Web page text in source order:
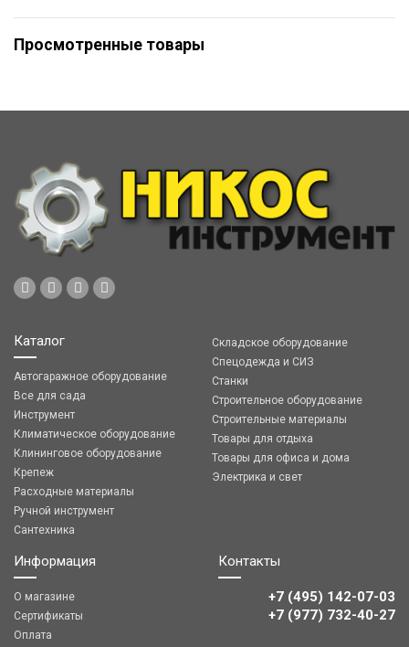
Просмотренные товары
Каталог
Автогаражное оборудование
Все для сада
Инструмент
Климатическое оборудование
Клининговое оборудование
Крепеж
Расходные материалы
Ручной инструмент
Сантехника
Складское оборудование
Спецодежда и СИЗ
Станки
Строительное оборудование
Строительные материалы
Товары для отдыха
Товары для офиса и дома
Электрика и свет
Информация
О магазине
Сертификаты
Оплата
Контакты
+7 (495) 142-07-03
‎‎+7 (977) 732-40-27